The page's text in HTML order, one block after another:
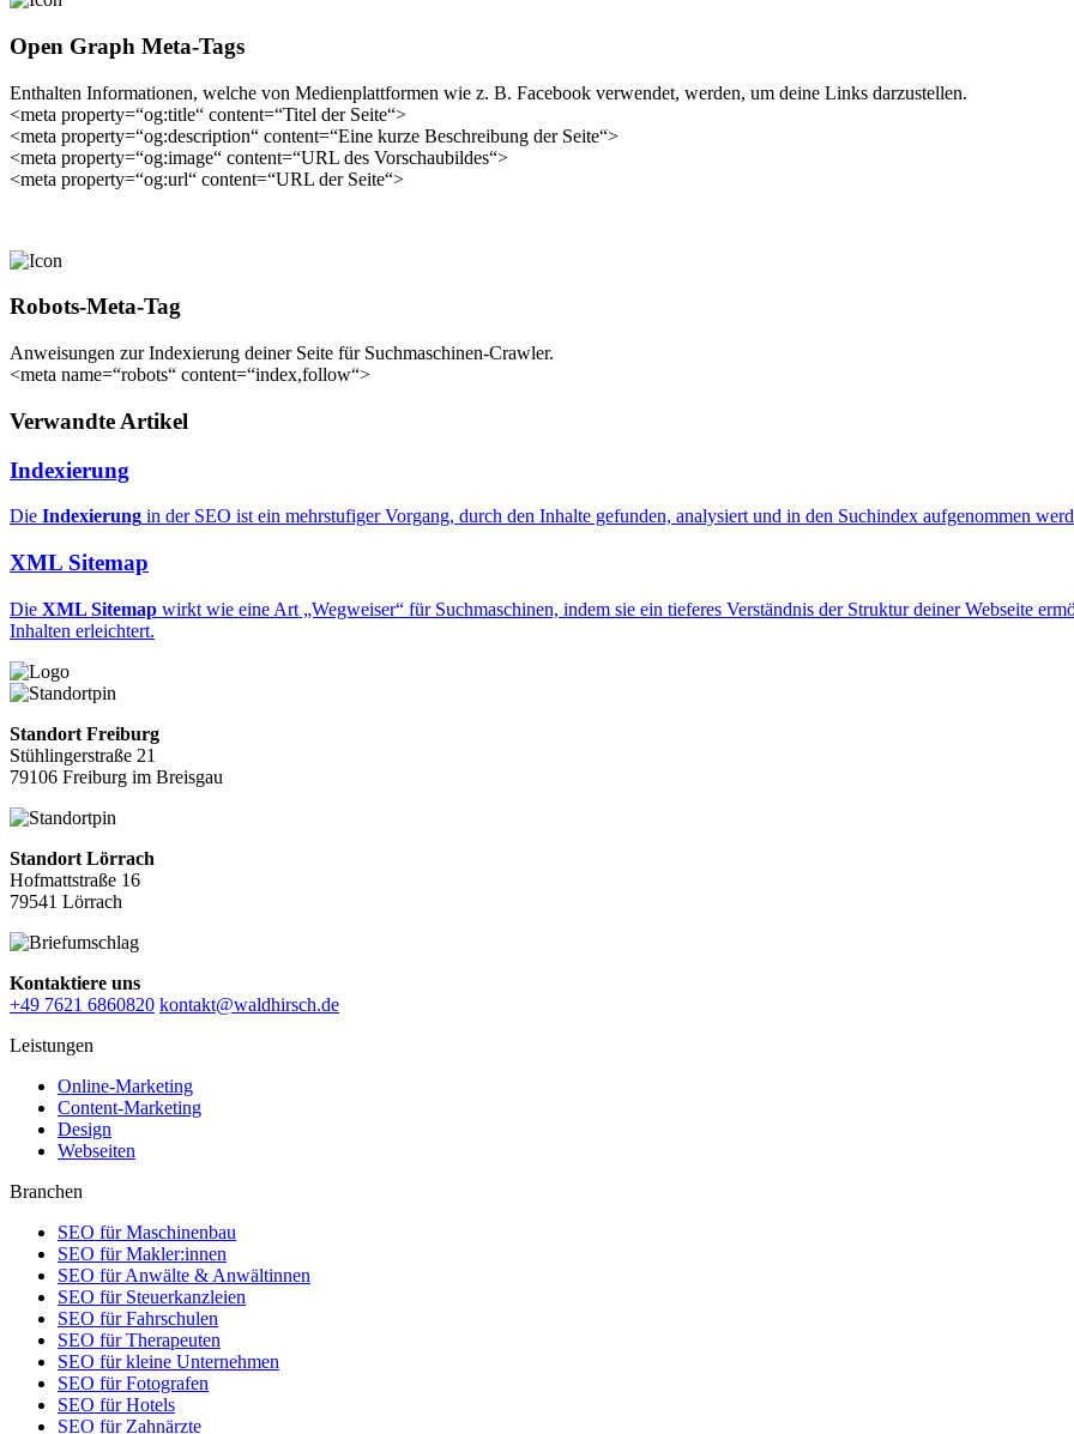
Open Graph Meta-Tags
Enthalten Informationen, welche von Medienplattformen wie z. B. Facebook verwendet, werden, um deine Links darzustellen.
<meta property=“og:title“ content=“Titel der Seite“>
<meta property=“og:description“ content=“Eine kurze Beschreibung der Seite“>
<meta property=“og:image“ content=“URL des Vorschaubildes“>
<meta property=“og:url“ content=“URL der Seite“>
Robots-Meta-Tag
Anweisungen zur Indexierung deiner Seite für Suchmaschinen-Crawler.
<meta name=“robots“ content=“index,follow“>
Verwandte Artikel
Indexierung
Die Indexierung in der SEO ist ein mehrstufiger Vorgang, durch den Inhalte gefunden, analysiert und in den Suchindex aufgenommen
XML Sitemap
Die XML Sitemap wirkt wie eine Art „Wegweiser“ für Suchmaschinen, indem sie ein tieferes Verständnis der Struktur deiner Webseite
Inhalten erleichtert.
Standort Freiburg
Stühlingerstraße 21
79106 Freiburg im Breisgau
Standort Lörrach
Hofmattstraße 16
79541 Lörrach
Kontaktiere uns
+49 7621 6860820 kontakt@waldhirsch.de
Leistungen
Online-Marketing
Content-Marketing
Design
Webseiten
Branchen
SEO für Maschinenbau
SEO für Makler:innen
SEO für Anwälte & Anwältinnen
SEO für Steuerkanzleien
SEO für Fahrschulen
SEO für Therapeuten
SEO für kleine Unternehmen
SEO für Fotografen
SEO für Hotels
SEO für Zahnärzte